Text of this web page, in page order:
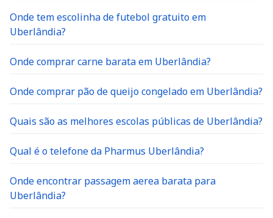
Onde tem escolinha de futebol gratuito em
Uberlândia?
Onde comprar carne barata em Uberlândia?
Onde comprar pão de queijo congelado em Uberlândia?
Quais são as melhores escolas públicas de Uberlândia?
Qual é o telefone da Pharmus Uberlândia?
Onde encontrar passagem aerea barata para
Uberlândia?